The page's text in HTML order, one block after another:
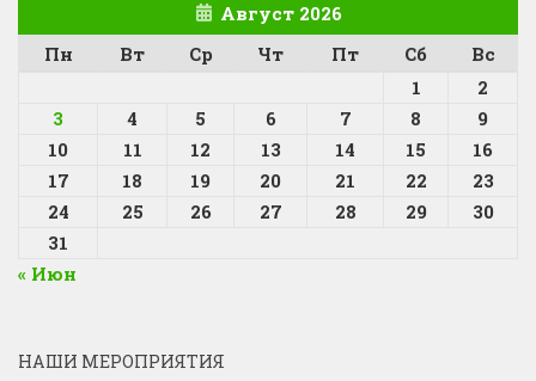
Август 2026
Пн
Вт Ср Чт Пт Сб
Вс
1
2
3
4 5 6 7 8
9
10
11 12 13 14 15
16
17
18 19 20 21 22
23
24
25 26 27 28 29
30
31
« Июн
НАШИ МЕРОПРИЯТИЯ